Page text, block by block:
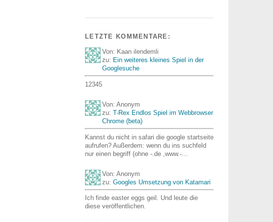
LETZTE KOMMENTARE:
Von: Kaan ilendemli
zu: Ein weiteres kleines Spiel in der
Googlesuche
12345
Von: Anonym
zu: T-Rex Endlos Spiel im Webbrowser
Chrome (beta)
Kannst du nicht in safari die google startseite
aufrufen? Außerdem: wenn du ins suchfeld
nur einen begriff (ohne -.de ,www.-…
Von: Anonym
zu: Googles Umsetzung von Katamari
Ich finde easter eggs geil. Und leute die
diese veröffentlichen.